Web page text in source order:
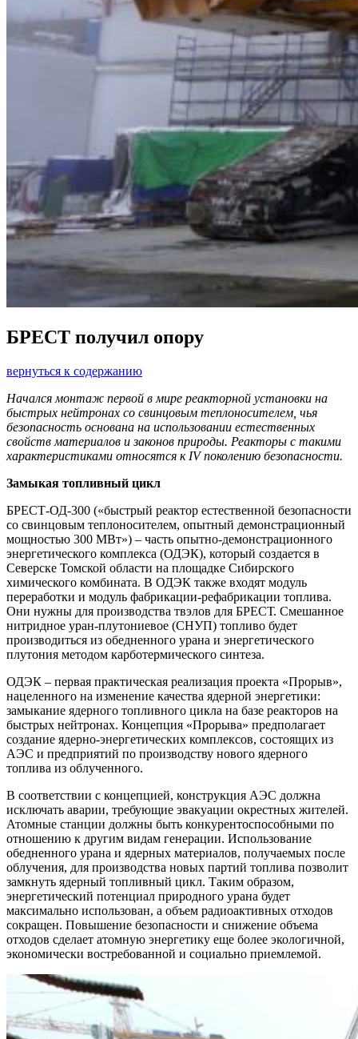
БРЕСТ получил опору
вернуться к содержанию
Начался монтаж первой в мире реакторной установки на
быстрых нейтронах со свинцовым теплоносителем, чья
безопасность основана на использовании естественных
свойств материалов и законов природы. Реакторы с такими
характеристиками относятся к IV поколению безопасности.
Замыкая топливный цикл
БРЕСТ-ОД-300 («быстрый реактор естественной безопасности
со свинцовым теплоносителем, опытный демонстрационный
мощностью 300 МВт») – часть опытно-демонстрационного
энергетического комплекса (ОДЭК), который создается в
Северске Томской области на площадке Сибирского
химического комбината. В ОДЭК также входят модуль
переработки и модуль фабрикации-рефабрикации топлива.
Они нужны для производства твэлов для БРЕСТ. Смешанное
нитридное уран-плутониевое (СНУП) топливо будет
производиться из обедненного урана и энергетического
плутония методом карботермического синтеза.
ОДЭК – первая практическая реализация проекта «Прорыв»,
нацеленного на изменение качества ядерной энергетики:
замыкание ядерного топливного цикла на базе реакторов на
быстрых нейтронах. Концепция «Прорыва» предполагает
создание ядерно-энергетических комплексов, состоящих из
АЭС и предприятий по производству нового ядерного
топлива из облученного.
В соответствии с концепцией, конструкция АЭС должна
исключать аварии, требующие эвакуации окрестных жителей.
Атомные станции должны быть конкурентоспособными по
отношению к другим видам генерации. Использование
обедненного урана и ядерных материалов, получаемых после
облучения, для производства новых партий топлива позволит
замкнуть ядерный топливный цикл. Таким образом,
энергетический потенциал природного урана будет
максимально использован, а объем радиоактивных отходов
сокращен. Повышение безопасности и снижение объема
отходов сделает атомную энергетику еще более экологичной,
экономически востребованной и социально приемлемой.